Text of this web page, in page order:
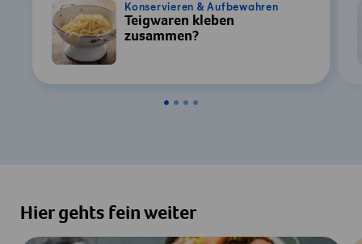
Konservieren & Aufbewahren
Teigwaren kleben
zusammen?
Hier gehts fein weiter